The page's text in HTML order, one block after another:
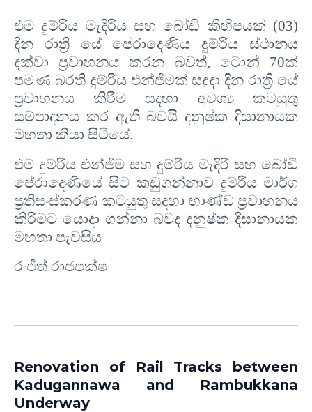
එම දුම්රිය මැදිරිය සහ බෝඩි කිහිපයක් (03)
දින රාත්‍රි යේ පේරාදෙණිය දුම්රිය ස්ථානය
දක්වා ප්‍රවාහනය කරන බවත්, ටොන් 70ක්
පමණ බරති දුම්රිය එන්ජිමක් සදුදා දින රාත්‍රි යේ
ප්‍රවාහනය කිරිම සදහා අවශ්‍ය කටයුතු
සම්පාදනය කර ඇති බවයි දනුෂ්ක දිසානායක
මහතා කියා සිටියේ.
එම දුම්රිය එන්ජිම සහ දුම්රිය මැදිරි සහ බෝඩි
පේරාදෙණියේ සිට කඩුගන්නාව දුම්රිය මාර්ග
ප්‍රතිසංස්කරණ කටයුතු සදහා භාණ්ඩ ප්‍රවාහනය
කිරිමට යොදා ගන්නා බවද දනුෂ්ක දිසානායක
මහතා පැවසිය
රංජිත් රාජපක්ෂ
Renovation of Rail Tracks between
Kadugannawa and Rambukkana
Underway